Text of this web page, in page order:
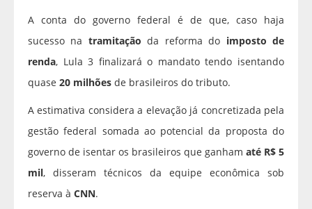
A conta do governo federal é de que, caso haja
sucesso na tramitação da reforma do imposto de
renda, Lula 3 finalizará o mandato tendo isentando
quase 20 milhões de brasileiros do tributo.
A estimativa considera a elevação já concretizada pela
gestão federal somada ao potencial da proposta do
governo de isentar os brasileiros que ganham até R$ 5
mil, disseram técnicos da equipe econômica sob
reserva à CNN.